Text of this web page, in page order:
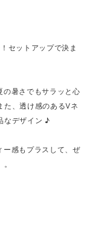
セットアップで決ま
暑さでもサラッと心
た、透け感のあるVネ
なデザイン ♪
感もプラスして、ぜ